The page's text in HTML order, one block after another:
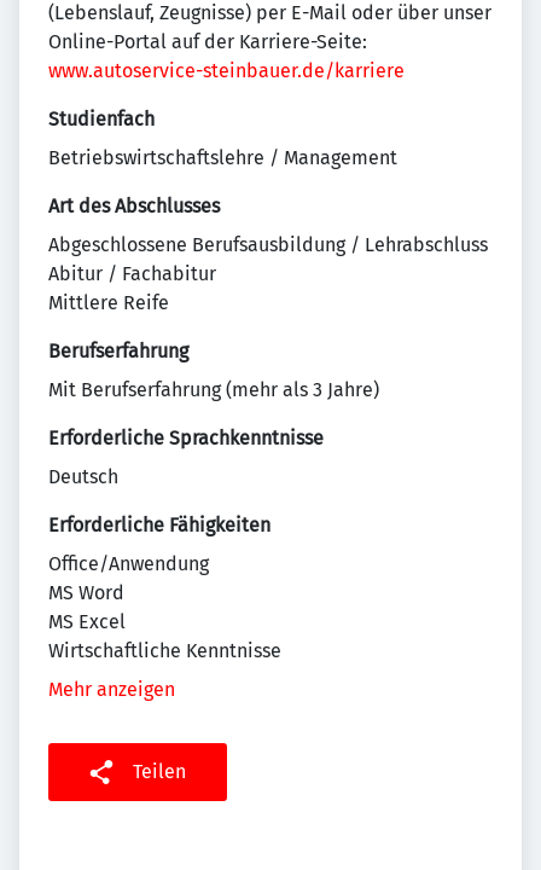
(Lebenslauf, Zeugnisse) per E-Mail oder über unser
Online-Portal auf der Karriere-Seite:
www.autoservice-steinbauer.de/karriere
Studienfach
Betriebswirtschaftslehre / Management
Art des Abschlusses
Abgeschlossene Berufsausbildung / Lehrabschluss
Abitur / Fachabitur
Mittlere Reife
Berufserfahrung
Mit Berufserfahrung (mehr als 3 Jahre)
Erforderliche Sprachkenntnisse
Deutsch
Erforderliche Fähigkeiten
Office/Anwendung
MS Word
MS Excel
Wirtschaftliche Kenntnisse
Mehr anzeigen
Teilen